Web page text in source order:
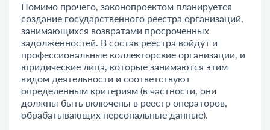
Помимо прочего, законопроектом планируется
создание государственного реестра организаций,
занимающихся возвратами просроченных
задолженностей. В состав реестра войдут и
профессиональные коллекторские организации, и
юридические лица, которые занимаются этим
видом деятельности и соответствуют
определенным критериям (в частности, они
должны быть включены в реестр операторов,
обрабатывающих персональные данные).